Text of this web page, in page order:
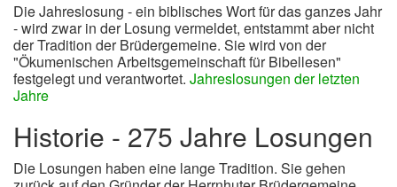
Die Jahreslosung - ein biblisches Wort für das ganzes Jahr
- wird zwar in der Losung vermeldet, entstammt aber nicht
der Tradition der Brüdergemeine. Sie wird von der
"Ökumenischen Arbeitsgemeinschaft für Bibellesen"
festgelegt und verantwortet. Jahreslosungen der letzten
Jahre
Historie - 275 Jahre Losungen
Die Losungen haben eine lange Tradition. Sie gehen